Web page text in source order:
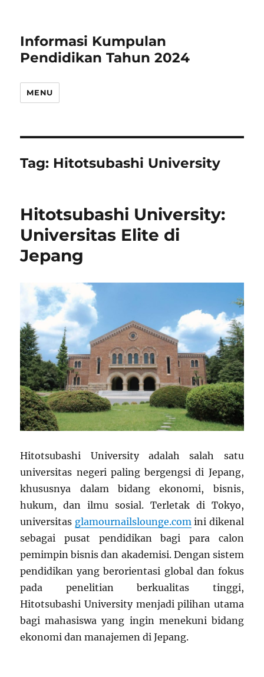
Informasi Kumpulan
Pendidikan Tahun 2024
MENU
Tag: Hitotsubashi University
Hitotsubashi University:
Universitas Elite di
Jepang
Hitotsubashi University adalah salah satu
universitas negeri paling bergengsi di Jepang,
khususnya dalam bidang ekonomi, bisnis,
hukum, dan ilmu sosial. Terletak di Tokyo,
universitas glamournailslounge.comini dikenal
sebagai pusat pendidikan bagi para calon
pemimpin bisnis dan akademisi. Dengan sistem
pendidikan yang berorientasi global dan fokus
pada penelitian berkualitas tinggi,
Hitotsubashi University menjadi pilihan utama
bagi mahasiswa yang ingin menekuni bidang
ekonomi dan manajemen di Jepang.